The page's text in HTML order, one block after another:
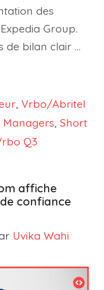
des
Group.
de bilan clair …
, Vrbo/Abritel
, Short
Q3
affiche
confiance
Uvika Wahi